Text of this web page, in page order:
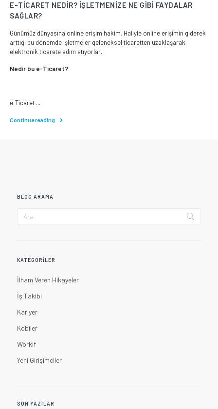
E-TİCARET NEDİR? İŞLETMENİZE NE GİBİ FAYDALAR
SAĞLAR?
Günümüz dünyasına online erişim hakim. Haliyle online erişimin giderek
arttığı bu dönemde işletmeler geleneksel ticaretten uzaklaşarak
elektronik ticarete adım atıyorlar.
Nedir bu e-Ticaret?
e-Ticaret ...
Continue reading
BLOG ARAMA
KATEGORILER
İlham Veren Hikayeler
İş Takibi
Kariyer
Kobiler
Workif
Yeni Girişimciler
SON YAZILAR